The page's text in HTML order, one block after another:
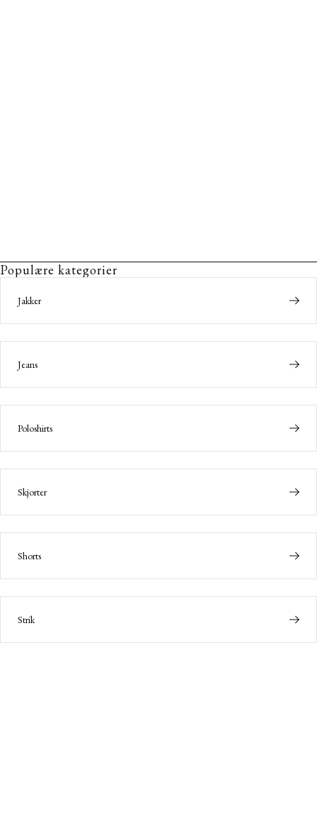
Populære kategorier
Jakker
Jeans
Poloshirts
Skjorter
Shorts
Strik